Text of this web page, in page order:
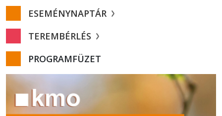
ESEMÉNYNAPTÁR
TEREMBÉRLÉS
PROGRAMFÜZET